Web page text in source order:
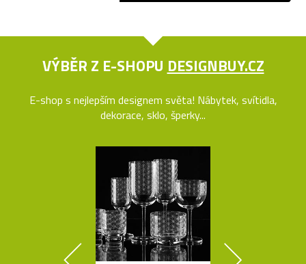
VÝBĚR Z E-SHOPU DESIGNBUY.CZ
E-shop s nejlepším designem světa! Nábytek, svítidla,
dekorace, sklo, šperky...